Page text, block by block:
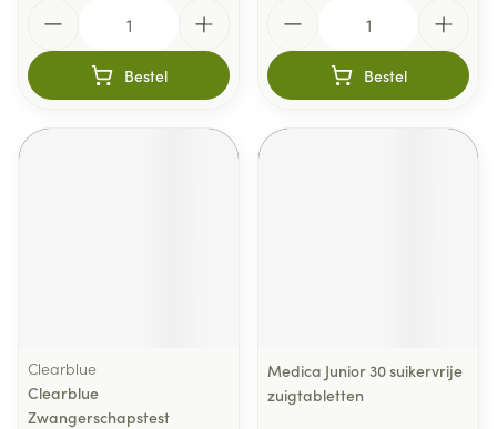
Bestel Bestel
Clearblue
Clearblue
Zwangerschapstest
Medica Junior 30 suikervrije
zuigtabletten